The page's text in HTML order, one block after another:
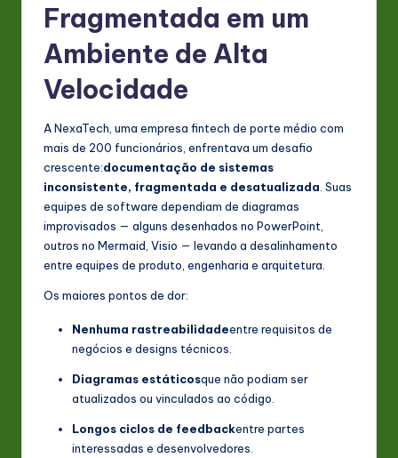
in
A
Fragmentada em um
Ambiente de Alta
Velocidade
A NexaTech, uma empresa fintech de porte médio com
mais de 200 funcionários, enfrentava um desafio
crescente:documentação de sistemas
inconsistente, fragmentada e desatualizada . Suas
equipes de software dependiam de diagramas
improvisados — alguns desenhados no PowerPoint,
outros no Mermaid, Visio — levando a desalinhamento
entre equipes de produto, engenharia e arquitetura.
Os maiores pontos de dor:
Nenhuma rastreabilidadeentre requisitos de
negócios e designs técnicos.
Diagramas estáticosque não podiam ser
atualizados ou vinculados ao código.
Longos ciclos de feedbackentre partes
interessadas e desenvolvedores.